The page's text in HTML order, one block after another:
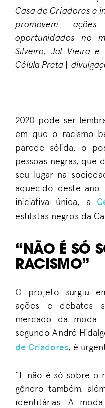
Casa de Criadores e
promovem
oportunidades no
Silveiro, Jal Vieira e
Célula Preta |
2020 pode ser
em que o racismo
parede sólida: o
pessoas negras, que
seu lugar na
aquecido deste ano
iniciativa única, a
estilistas negros da
“NÃO É SÓ
RACISMO”
O projeto surgiu
ações e debates
mercado da moda.
segundo André
de Criadores, é
“E não é só sobre o
gênero também,
identitárias. A